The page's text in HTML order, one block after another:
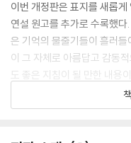
이번 개정판은 표지를 새롭
연설 원고를 추가로 수록했다
은 기억의 물줄기들이 흘러
이 그 자체로 아름답고 감동
도 좋은 지침이 될 만한 내용
자와의 만남을 할 때마다 『
많이 받았다고 회고한다. 그